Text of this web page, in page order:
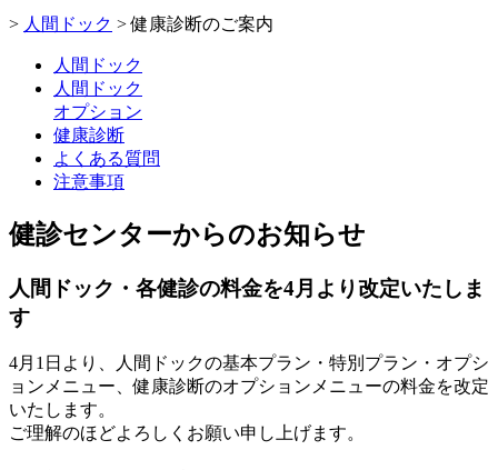
> 人間ドック >健康診断のご案内
人間ドック
人間ドック
オプション
健康診断
よくある質問
注意事項
健診センターからのお知らせ
人間ドック・各健診の料金を4月より改定いたしま
す
4月1日より、人間ドックの基本プラン・特別プラン・オプシ
ョンメニュー、健康診断のオプションメニューの料金を改定
いたします。
ご理解のほどよろしくお願い申し上げます。